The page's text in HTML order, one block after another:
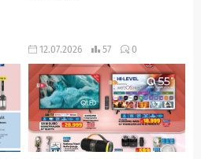
12.07.2026 57 0